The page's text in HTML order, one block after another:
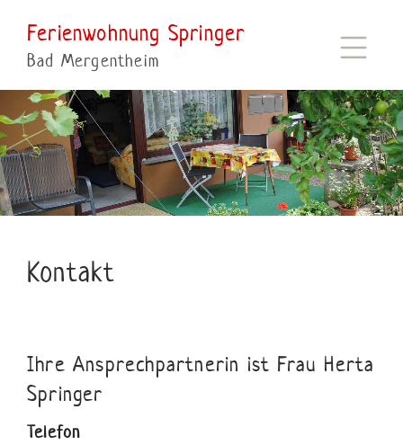
Ferienwohnung Springer
Bad Mergentheim
Kontakt
Ihre Ansprechpartnerin ist Frau Herta
Springer
Telefon